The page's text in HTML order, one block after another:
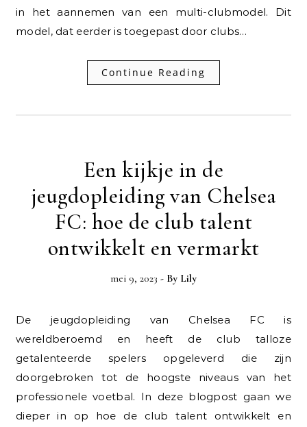
in het aannemen van een multi-clubmodel. Dit
model, dat eerder is toegepast door clubs…
Continue Reading
Een kijkje in de
jeugdopleiding van Chelsea
FC: hoe de club talent
ontwikkelt en vermarkt
mei 9, 2023 - By Lily
De jeugdopleiding van Chelsea FC is
wereldberoemd en heeft de club talloze
getalenteerde spelers opgeleverd die zijn
doorgebroken tot de hoogste niveaus van het
professionele voetbal. In deze blogpost gaan we
dieper in op hoe de club talent ontwikkelt en